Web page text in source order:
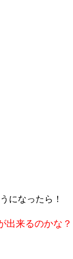
になったら！
出来るのかな？